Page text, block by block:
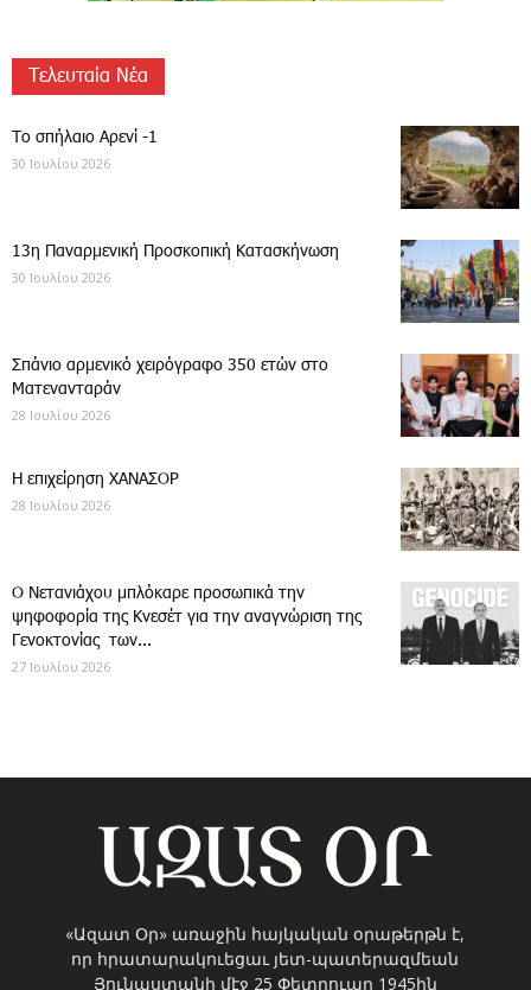
Τελευταία Νέα
Το σπήλαιο Αρενί -1
30 Ιουλίου 2026
13η Παναρμενική Προσκοπική Κατασκήνωση
30 Ιουλίου 2026
Σπάνιο αρμενικό χειρόγραφο 350 ετών στο
Ματενανταράν
28 Ιουλίου 2026
Η επιχείρηση ΧΑΝΑΣΟΡ
28 Ιουλίου 2026
Ο Νετανιάχου μπλόκαρε προσωπικά την
ψηφοφορία της Κνεσέτ για την αναγνώριση της
Γενοκτονίας των...
27 Ιουλίου 2026
«Ազատ Օր» առաջին հայկական օրաթերթն է,
որ հրատարակուեցաւ յետ-պատերազմեան
Յունաստանի մէջ 25 Փետրուար 1945ին